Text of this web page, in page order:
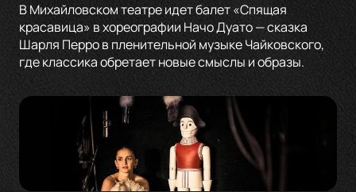
В Михайловском театре идет балет «Спящая
красавица» в хореографии Начо Дуато — сказка
Шарля Перро в пленительной музыке Чайковского,
где классика обретает новые смыслы и образы.